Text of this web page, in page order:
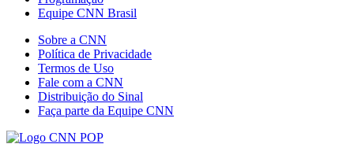
Equipe CNN Brasil
Sobre a CNN
Política de Privacidade
Termos de Uso
Fale com a CNN
Distribuição do Sinal
Faça parte da Equipe CNN